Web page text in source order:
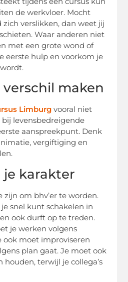
de werkvloer. Mocht
verslikken, dan weet jij
Waar anderen niet
met een grote wond of
eerste hulp en voorkom je
maken
Limburg vooral niet
levensbedreigende
aanspreekpunt. Denk
vergiftiging en
je karakter
om bhv’er te worden.
snel kunt schakelen in
ook durft op te treden.
je werken volgens
ook moet improviseren
plan gaat. Je moet ook
houden, terwijl je collega’s